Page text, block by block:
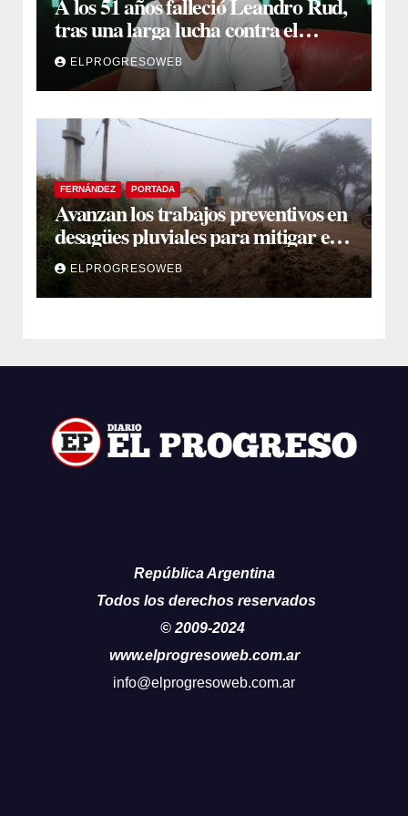
tras una larga lucha contra el
cáncer
ELPROGRESOWEB
FERNÁNDEZ PORTADA
Avanzan los trabajos preventivos en
desagües pluviales para mitigar el
impacto de la temporada de lluvias
ELPROGRESOWEB
República Argentina
Todos los derechos reservados
© 2009-2024
www.elprogresoweb.com.ar
info@elprogresoweb.com.ar